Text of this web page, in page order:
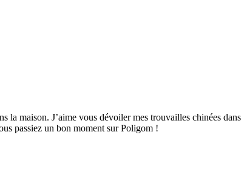
la maison. J’aime vous dévoiler mes trouvailles chinées dans
passiez un bon moment sur Poligom !